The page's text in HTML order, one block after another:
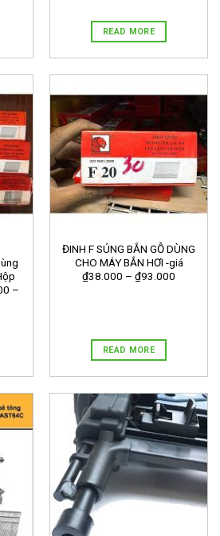
READ MORE
–
ĐINH F SÚNG BẮN GỖ DÙNG
CHO MÁY BẮN HƠI -giá
₫38.000 – ₫93.000
READ MORE